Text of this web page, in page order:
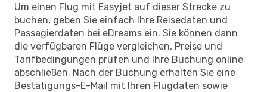
Um einen Flug mit Easyjet auf dieser Strecke zu
buchen, geben Sie einfach Ihre Reisedaten und
Passagierdaten bei eDreams ein. Sie können dann
die verfügbaren Flüge vergleichen, Preise und
Tarifbedingungen prüfen und Ihre Buchung online
abschließen. Nach der Buchung erhalten Sie eine
Bestätigungs-E-Mail mit Ihren Flugdaten sowie